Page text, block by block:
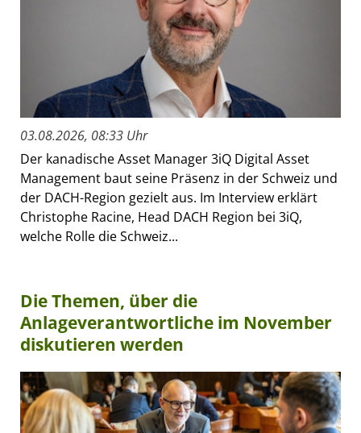
03.08.2026, 08:33 Uhr
Der kanadische Asset Manager 3iQ Digital Asset
Management baut seine Präsenz in der Schweiz und
der DACH-Region gezielt aus. Im Interview erklärt
Christophe Racine, Head DACH Region bei 3iQ,
welche Rolle die Schweiz...
Die Themen, über die
Anlageverantwortliche im November
diskutieren werden